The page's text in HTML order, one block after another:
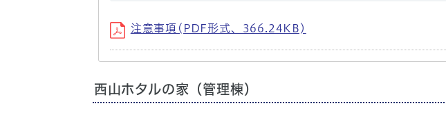
注意事項(PDF形式、366.24KB)
西山ホタルの家（管理棟）